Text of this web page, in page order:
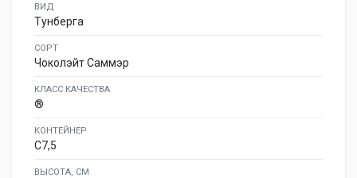
ВИД
Тунберга
СОРТ
Чоколэйт Саммэр
КЛАСС КАЧЕСТВА
®
КОНТЕЙНЕР
C7,5
ВЫСОТА, СМ